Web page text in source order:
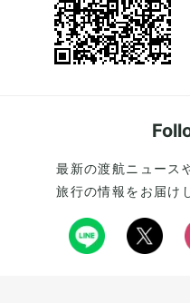
最新の渡航ニュース
旅行の情報をお届け